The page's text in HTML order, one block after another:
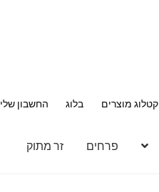
קטלוג מוצרים בלוג החשבון שלי
פרחים זר מתוק